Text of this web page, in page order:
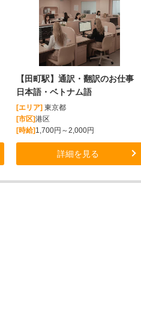
【田町駅】通訳・翻訳のお仕事
日本語・ベトナム語
[エリア] 東京都
[市区]港区
[時給] 1,700円～2,000円
詳細を見る